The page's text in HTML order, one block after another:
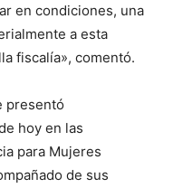
en condiciones, una
a esta
fiscalía», comentó.
presentó
hoy en las
para Mujeres
de sus